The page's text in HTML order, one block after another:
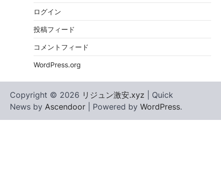
ログイン
投稿フィード
コメントフィード
WordPress.org
Copyright © 2026 リジュン激安.xyz | Quick
News by Ascendoor | Powered by WordPress.